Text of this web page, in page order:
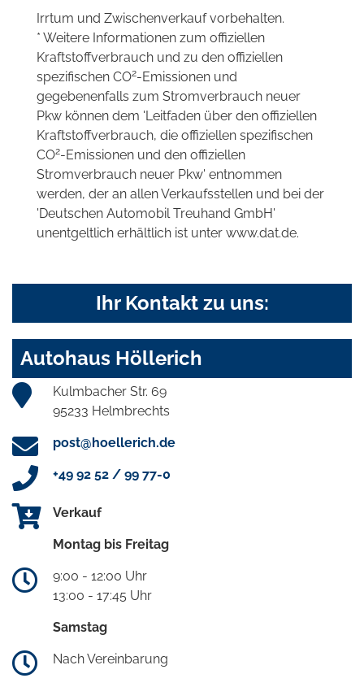
Irrtum und Zwischenverkauf vorbehalten.
* Weitere Informationen zum offiziellen
Kraftstoffverbrauch und zu den offiziellen
spezifischen CO2-Emissionen und
gegebenenfalls zum Stromverbrauch neuer
Pkw können dem 'Leitfaden über den offiziellen
Kraftstoffverbrauch, die offiziellen spezifischen
CO2-Emissionen und den offiziellen
Stromverbrauch neuer Pkw' entnommen
werden, der an allen Verkaufsstellen und bei der
'Deutschen Automobil Treuhand GmbH'
unentgeltlich erhältlich ist unter www.dat.de.
Ihr Kontakt zu uns:
Autohaus Höllerich
Kulmbacher Str. 69
95233 Helmbrechts
post@hoellerich.de
+49 92 52 / 99 77-0
Verkauf
Montag bis Freitag
9:00 - 12:00 Uhr
13:00 - 17:45 Uhr
Samstag
Nach Vereinbarung